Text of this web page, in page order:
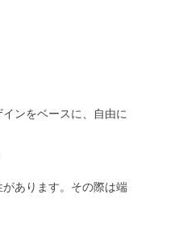
ンをベースに、自由に
あります。その際は端